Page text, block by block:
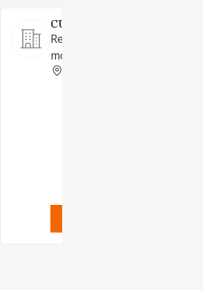
CUBIERTAS ARGANDA SL.
Reparación, mantenimiento y
montaje de cubiertas